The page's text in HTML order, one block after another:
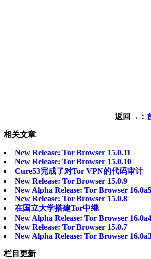
返回→：
相关文章
New Release: Tor Browser 15.0.11
New Release: Tor Browser 15.0.10
Cure53完成了对Tor VPN的代码审计
New Release: Tor Browser 15.0.9
New Alpha Release: Tor Browser 16.0a5
New Release: Tor Browser 15.0.8
在国立大学搭建Tor中继
New Alpha Release: Tor Browser 16.0a4
New Release: Tor Browser 15.0.7
New Alpha Release: Tor Browser 16.0a3
栏目更新